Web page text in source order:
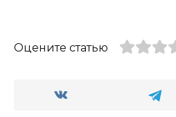
Оцените статью